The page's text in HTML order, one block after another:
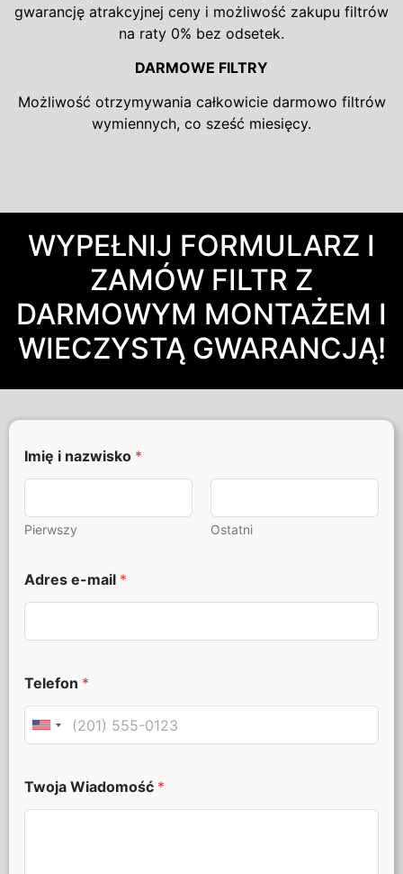
gwarancję atrakcyjnej ceny i możliwość zakupu filtrów
na raty 0% bez odsetek.
DARMOWE FILTRY
Możliwość otrzymywania całkowicie darmowo filtrów
wymiennych, co sześć miesięcy.
WYPEŁNIJ FORMULARZ I
ZAMÓW FILTR Z
DARMOWYM MONTAŻEM I
WIECZYSTĄ GWARANCJĄ!
Imię i nazwisko *
Pierwszy Ostatni
Adres e-mail *
Telefon *
Twoja Wiadomość *